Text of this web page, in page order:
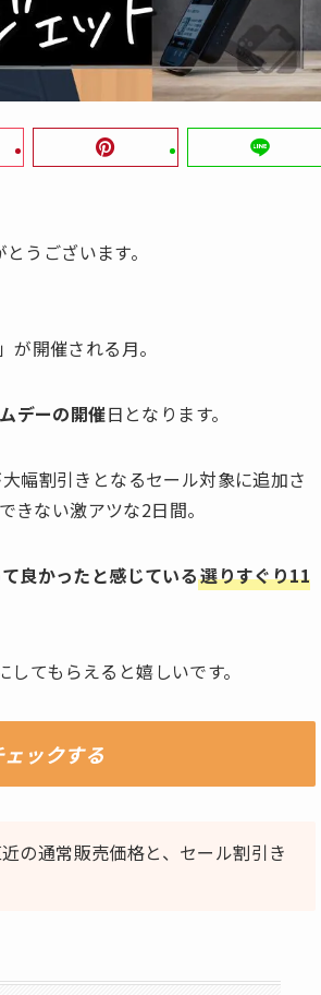
うございます。
」が開催される月。
デーの開催日となります。
幅割引きとなるセール対象に追加さ
ない激アツな2日間。
良かったと感じている選りすぐり11
てもらえると嬉しいです。
ックする
の通常販売価格と、セール割引き